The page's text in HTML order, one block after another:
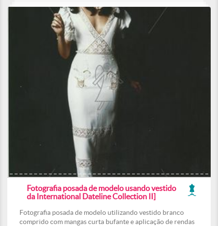
Fotografia posada de modelo usando vestido
da International Dateline Collection II]
Fotografia posada de modelo utilizando vestido branco
comprido com mangas curta bufante e aplicação de rendas